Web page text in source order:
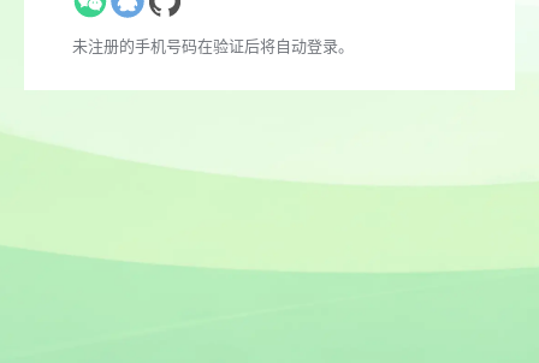
未注册的手机号码在验证后将自动登录。